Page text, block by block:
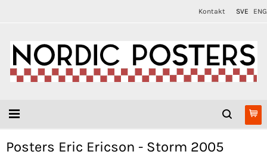
Kontakt SVE ENG
Posters Eric Ericson - Storm 2005